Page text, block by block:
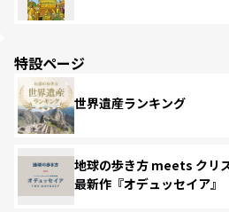
特設ページ
世界遺産ランキング
地球の歩き方 meets クリ
最新作『オデュッセイア』